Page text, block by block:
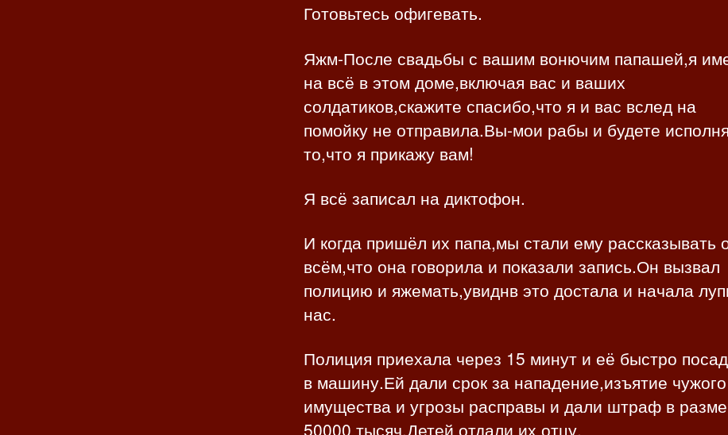
Готовьтесь офигевать.
Яжм-После свадьбы с вашим вонючим папашей,я
на всё в этом доме,включая вас и ваших
солдатиков,скажите спасибо,что я и вас вслед на
помойку не отправила.Вы-мои рабы и будете
то,что я прикажу вам!
Я всё записал на диктофон.
И когда пришёл их папа,мы стали ему рассказывать
всём,что она говорила и показали запись.Он вызвал
полицию и яжемать,увиднв это достала и начала
нас.
Полиция приехала через 15 минут и её быстро
в машину.Ей дали срок за нападение,изъятие чужого
имущества и угрозы расправы и дали штраф в
50000 тысяч.Детей отдали их отцу.